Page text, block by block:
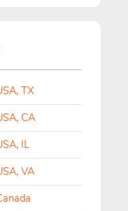
TX
CA
IL
VA